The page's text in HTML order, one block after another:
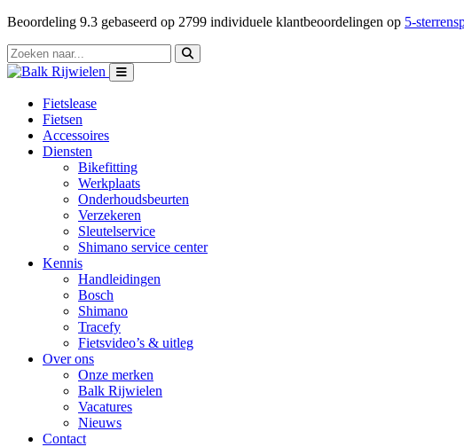
Beoordeling 9.3 gebaseerd op 2799 individuele klantbeoordelingen op 5-
Fietslease
Fietsen
Accessoires
Diensten
Bikefitting
Werkplaats
Onderhoudsbeurten
Verzekeren
Sleutelservice
Shimano service center
Kennis
Handleidingen
Bosch
Shimano
Tracefy
Fietsvideo’s & uitleg
Over ons
Onze merken
Balk Rijwielen
Vacatures
Nieuws
Contact